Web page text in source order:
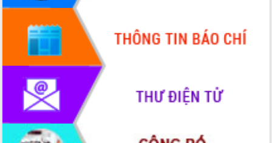
ven biển
Đắk Lắk nỗ lực thúc đẩy tăng trưởng
kinh tế từ 10% trở lên trong Quý
II/2026
Đắk Lắk ký kết thỏa thuận hợp tác về
chuyển đổi số giai đoạn 2026 – 2030
với Tập đoàn Bưu chính Viễn thông
Việt Nam
Thứ trưởng Bộ Y tế làm việc với tỉnh
Đắk Lắk về phát triển nhân lực y tế
cho trạm y tế cấp xã